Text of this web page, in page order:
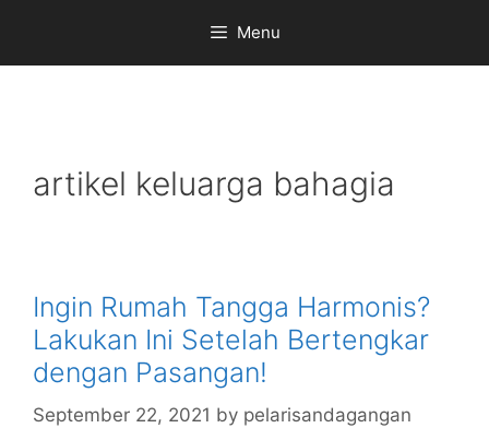
content
Menu
artikel keluarga bahagia
Ingin Rumah Tangga Harmonis?
Lakukan Ini Setelah Bertengkar
dengan Pasangan!
September 22, 2021 by pelarisandagangan